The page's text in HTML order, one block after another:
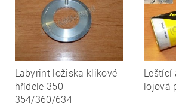
Labyrint ložiska klikové
hřídele 350 -
354/360/634
Leštící
lojová